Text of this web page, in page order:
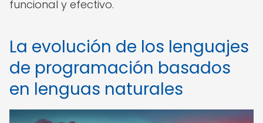
funcional y efectivo.
La evolución de los lenguajes
de programación basados
en lenguas naturales